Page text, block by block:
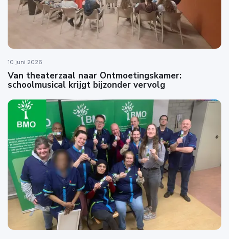
10 juni 2026
Van theaterzaal naar Ontmoetingskamer:
schoolmusical krijgt bijzonder vervolg